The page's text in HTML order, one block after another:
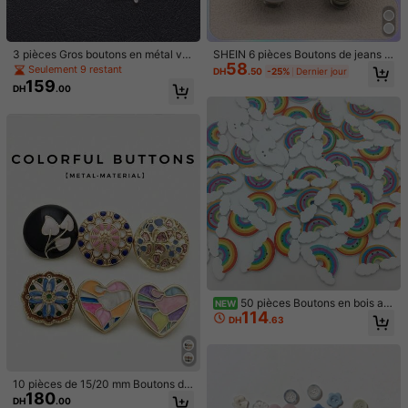
Livraison à seulement DH51.00
Estimation de livraison: le 31 août et le 5 sept.
Paiements sécurisés · Protection de la vie privée
Voir plus
y***m Couleur: Multicolore / Taille: Argent vieilli mat 2,3cm
写真のままです。お得に買えて良かったです。
Utile (0)
Détails Du Produit
Alliage de zinc
Voir plus
4.95 1.5K Suiveurs
4.95 1.5K Suiveurs
1.5K Suiveurs
1.5K Suiveurs
1.5K Suiveurs
3 pièces Gros boutons en métal vin
tage à motif floral ajouré, goutte d'h
uile artisanale, strass, convient pou
r les manteaux, les pulls, les costum
Seulement 9 restant
DH159.00
10 pièces de 15/20 mm Boutons de
luxe en strass pour vêtements, mat
DH180.00
SHEIN 6 pièces Boutons de jeans d
e rechange 17mm Ensemble de rép
aration de boutons métalliques san
es sans clou Kit de remplacement p
our la Saint-Valentin, le mariage de
la Saint-Valentin, l'anniversaire
DH58.50 -25% Dernier jour
NEW 50 pièces Boutons en bois arc
-en-ciel peints sur base blanche, st
yle vintage européen & américain,
eaux, fête, vacances, intérieur, cad
eau d'anniversaire, accessoires de
DH114.63